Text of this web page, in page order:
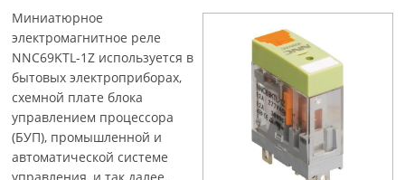
Миниатюрное
электромагнитное реле
NNC69KTL-1Z используется в
бытовых электроприборах,
схемной плате блока
управлением процессора
(БУП), промышленной и
автоматической системе